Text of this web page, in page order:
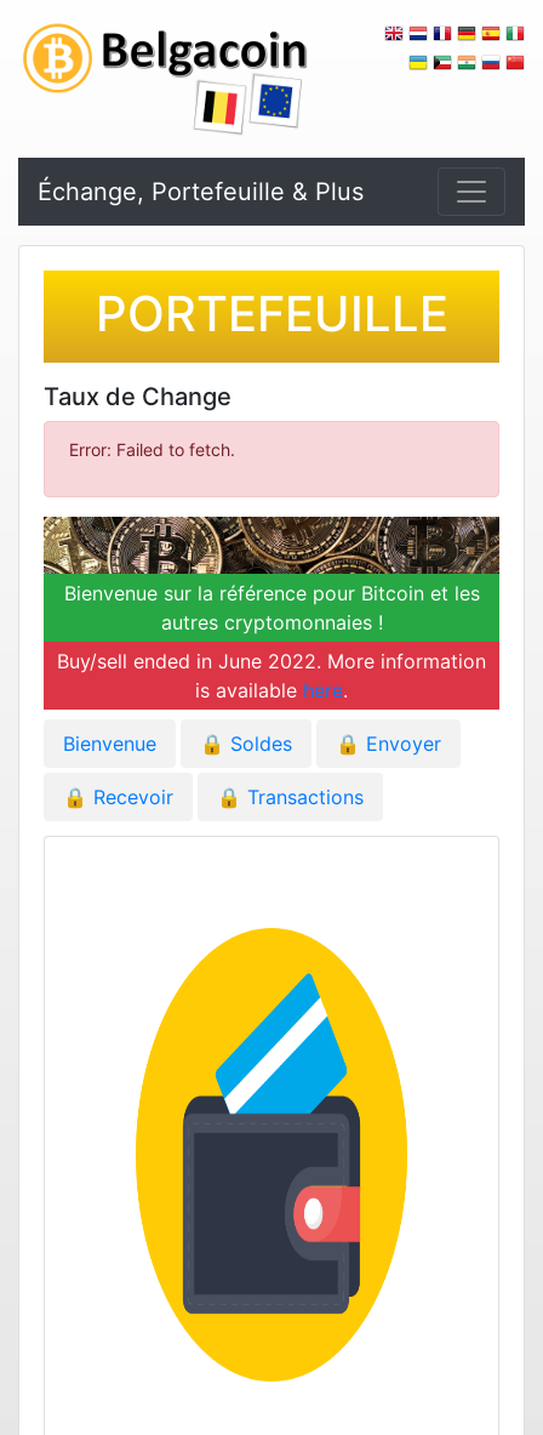
Échange, Portefeuille & Plus
PORTEFEUILLE
Taux de Change
Error: Failed to fetch.
Bienvenue sur la référence pour Bitcoin et les
autres cryptomonnaies !
Buy/sell ended in June 2022. More information
is available here.
Bienvenue 🔒 Soldes 🔒 Envoyer
🔒 Recevoir 🔒 Transactions